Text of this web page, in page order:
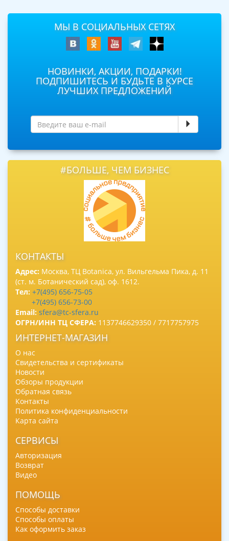
МЫ В СОЦИАЛЬНЫХ СЕТЯХ
НОВИНКИ, АКЦИИ, ПОДАРКИ!
ПОДПИШИТЕСЬ И БУДЬТЕ В КУРСЕ
ЛУЧШИХ ПРЕДЛОЖЕНИЙ
#БОЛЬШЕ, ЧЕМ БИЗНЕС
КОНТАКТЫ
Адрес: Москва, ТЦ Botanica, ул. Вильгельма Пика, д. 11
(ст. м. Ботанический сад), оф. 1612.
Тел: +7(495) 656-75-05
+7(495) 656-73-00
Email: sfera@tc-sfera.ru
ОГРН/ИНН ТЦ СФЕРА: 1137746629350 / 7717757975
ИНТЕРНЕТ-МАГАЗИН
О нас
Свидетельства и сертификаты
Новости
Обзоры продукции
Обратная связь
Контакты
Политика конфиденциальности
Карта сайта
СЕРВИСЫ
Авторизация
Возврат
Видео
ПОМОЩЬ
Способы доставки
Способы оплаты
Как оформить заказ